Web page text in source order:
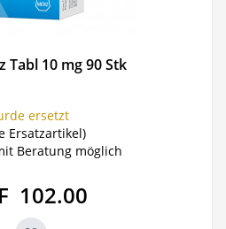
Tabl 10 mg 90 Stk
ersetzt
Ersatzartikel)
Beratung möglich
102.00